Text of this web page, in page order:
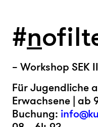
#n
– Workshop SEK
Für Jugendliche
Erwachsene | ab
Buchung: